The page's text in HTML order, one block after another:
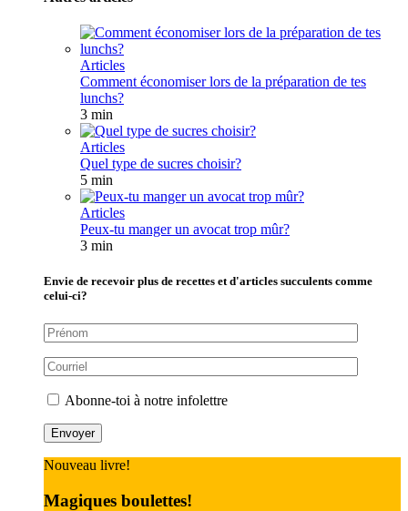
Articles
Comment économiser lors de la préparation de tes
lunchs?
3 min
Articles
Quel type de sucres choisir?
5 min
Articles
Peux-tu manger un avocat trop mûr?
3 min
Envie de recevoir plus de recettes et d'articles succulents comme
celui-ci?
Abonne-toi à notre infolettre
Nouveau livre!
Magiques boulettes!